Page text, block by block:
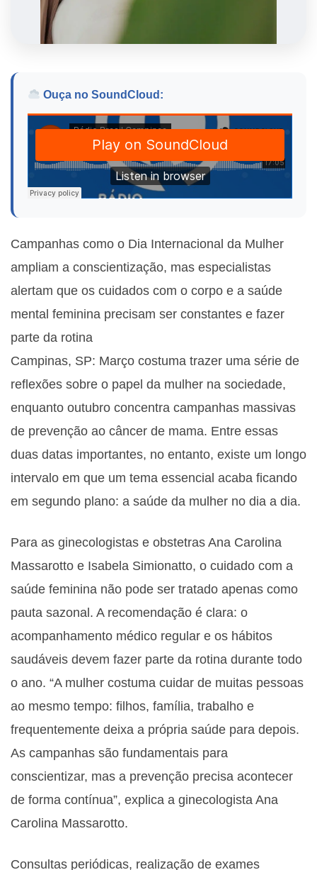
Ouça no SoundCloud:
Campanhas como o Dia Internacional da Mulher
ampliam a conscientização, mas especialistas
alertam que os cuidados com o corpo e a saúde
mental feminina precisam ser constantes e fazer
parte da rotina
Campinas, SP: Março costuma trazer uma série de
reflexões sobre o papel da mulher na sociedade,
enquanto outubro concentra campanhas massivas
de prevenção ao câncer de mama. Entre essas
duas datas importantes, no entanto, existe um longo
intervalo em que um tema essencial acaba ficando
em segundo plano: a saúde da mulher no dia a dia.
Para as ginecologistas e obstetras Ana Carolina
Massarotto e Isabela Simionatto, o cuidado com a
saúde feminina não pode ser tratado apenas como
pauta sazonal. A recomendação é clara: o
acompanhamento médico regular e os hábitos
saudáveis devem fazer parte da rotina durante todo
o ano. “A mulher costuma cuidar de muitas pessoas
ao mesmo tempo: filhos, família, trabalho e
frequentemente deixa a própria saúde para depois.
As campanhas são fundamentais para
conscientizar, mas a prevenção precisa acontecer
de forma contínua”, explica a ginecologista Ana
Carolina Massarotto.
Consultas periódicas, realização de exames